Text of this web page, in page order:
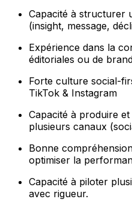
Capacité à structurer
(insight, message,
Expérience dans la
éditoriales ou de
Forte culture social-
TikTok & Instagram
Capacité à produire
plusieurs canaux
Bonne
optimiser la
Capacité à piloter
avec rigueur.